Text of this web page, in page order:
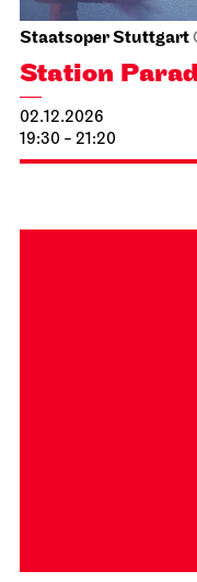
Generationen
15.11.2026
14:00